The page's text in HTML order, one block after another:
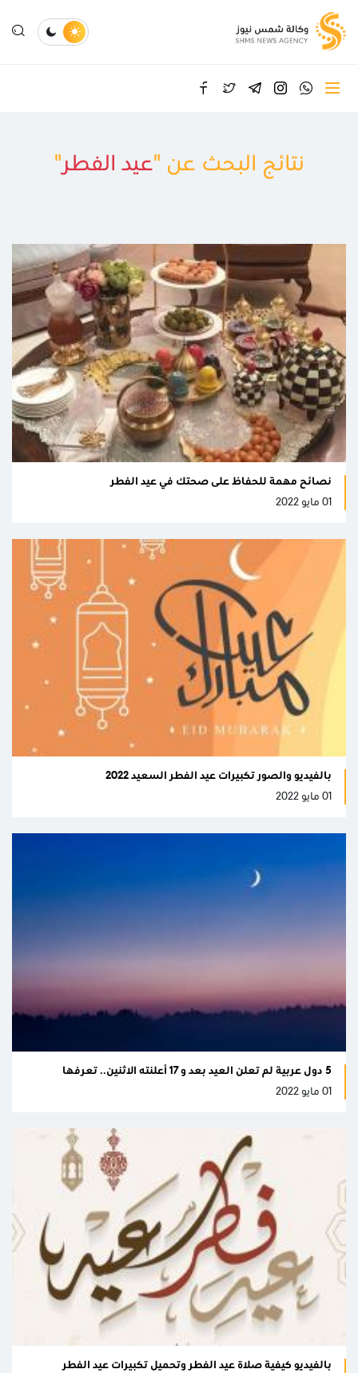
نتائج البحث عن "عيد الفطر"
نصائح مهمة للحفاظ على صحتك في عيد الفطر
01 مايو 2022
بالفيديو والصور تكبيرات عيد الفطر السعيد 2022
01 مايو 2022
5 دول عربية لم تعلن العيد بعد و 17 أعلنته الاثنين.. تعرفها
01 مايو 2022
بالفيديو كيفية صلاة عيد الفطر وتحميل تكبيرات عيد الفطر